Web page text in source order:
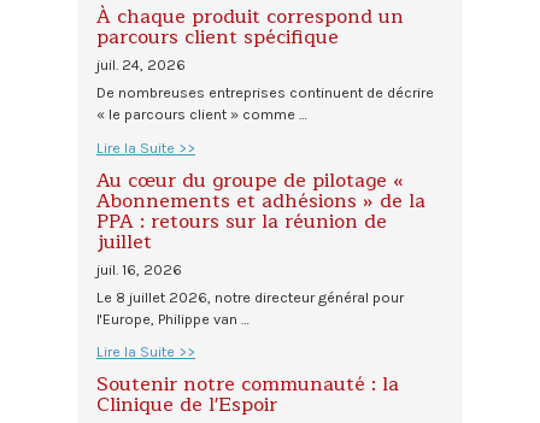
À chaque produit correspond un
parcours client spécifique
juil. 24, 2026
De nombreuses entreprises continuent de décrire
« le parcours client » comme …
Lire la Suite >>
Au cœur du groupe de pilotage «
Abonnements et adhésions » de la
PPA : retours sur la réunion de
juillet
juil. 16, 2026
Le 8 juillet 2026, notre directeur général pour
l'Europe, Philippe van …
Lire la Suite >>
Soutenir notre communauté : la
Clinique de l'Espoir